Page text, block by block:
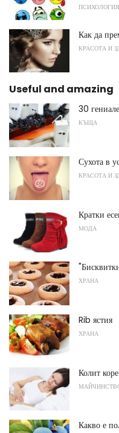
Как да
КРАСОТА И
Useful and amazing
30
КЪЩА
Сухота в
КРАСОТА И
Кратки
МОДА
ХРАНА
Rib ястия
ХРАНА
Колит
Какво е